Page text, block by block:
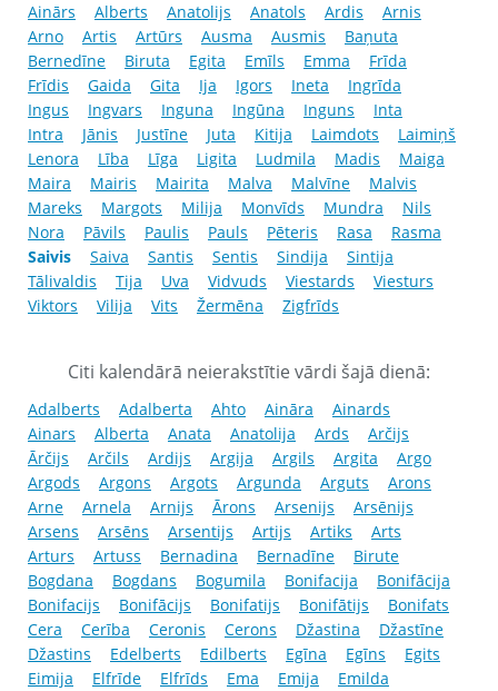
Ainārs Alberts Anatolijs Anatols Ardis
Arnis
Arno
Artis Artūrs Ausma Ausmis
Baņuta
Bernedīne
Biruta Egita Emīls Emma
Frīda
Frīdis
Gaida Gita Ija Igors Ineta
Ingrīda
Ingus
Ingvars Inguna Ingūna Inguns
Inta
Intra
Jānis Justīne Juta Kitija Laimdots
Laimiņš
Lenora
Lība Līga Ligita Ludmila Madis
Maiga
Maira
Mairis Mairita Malva Malvīne
Malvis
Mareks
Margots Milija Monvīds Mundra
Nils
Nora
Pāvils Paulis Pauls Pēteris Rasa
Rasma
Saivis
Saiva Santis Sentis Sindija
Sintija
Tālivaldis
Tija Uva Vidvuds Viestards
Viesturs
Viktors
Vilija Vits Žermēna Zigfrīds
Citi kalendārā neierakstītie vārdi šajā dienā:
Adalberts Adalberta Ahto Aināra
Ainards
Ainars
Alberta Anata Anatolija Ards
Arčijs
Ārčijs
Arčils Ardijs Argija Argils Argita
Argo
Argods
Argons Argots Argunda Arguts
Arons
Arne
Arnela Arnijs Ārons Arsenijs
Arsēnijs
Arsens
Arsēns Arsentijs Artijs Artiks
Arts
Arturs
Artuss Bernadina Bernadīne
Birute
Bogdana
Bogdans Bogumila Bonifacija
Bonifācija
Bonifacijs
Bonifācijs Bonifatijs Bonifātijs
Bonifats
Cera
Cerība Ceronis Cerons Džastina
Džastīne
Džastins
Edelberts Edilberts Egīna Egīns
Egits
Eimija
Elfrīde Elfrīds Ema Emija
Emilda